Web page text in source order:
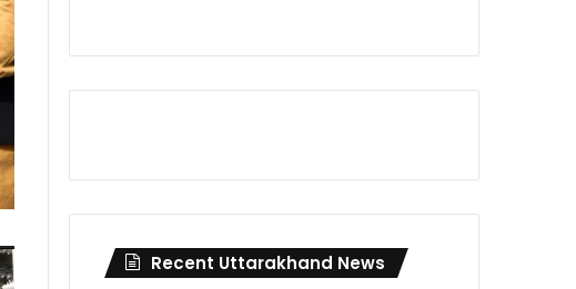
Recent Uttarakhand News